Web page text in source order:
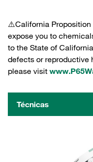
⚠️California Proposition
expose you to
to the State of
defects or reproductive
please visit
Técnicas